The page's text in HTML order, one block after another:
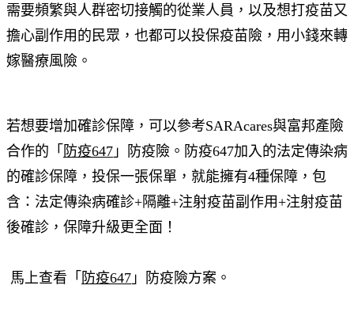
需要頻繁與人群密切接觸的從業人員，以及想打疫苗又
擔心副作用的民眾，也都可以投保疫苗險，用小錢來轉
嫁醫療風險。
若想要增加確診保障，可以參考SARAcares與富邦產險
合作的「 防疫647 」防疫險。防疫647加入的法定傳染病
的確診保障，投保一張保單，就能擁有4種保障，包
含：法定傳染病確診+隔離+注射疫苗副作用+注射疫苗
後確診，保障升級更全面！
馬上查看「 防疫647 」防疫險方案。